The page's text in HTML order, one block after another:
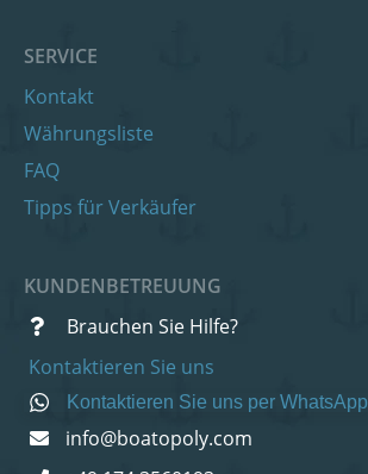
SERVICE
Kontakt
Währungsliste
FAQ
Tipps für Verkäufer
KUNDENBETREUUNG
Brauchen Sie Hilfe?
Kontaktieren Sie uns
Kontaktieren Sie uns per WhatsApp
info@boatopoly.com